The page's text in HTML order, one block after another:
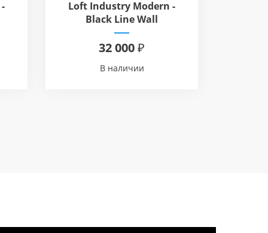
Loft Industry Modern -
Black Line Wall
32 000 ₽
В наличии